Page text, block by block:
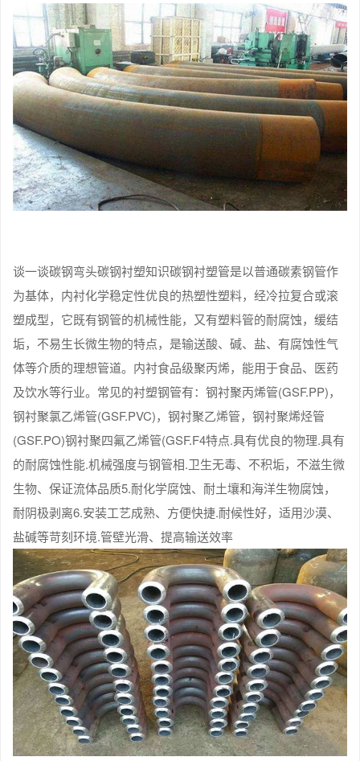
谈一谈碳钢弯头碳钢衬塑知识碳钢衬塑管是以普通碳素钢管作
为基体，内衬化学稳定性优良的热塑性塑料，经冷拉复合或滚
塑成型，它既有钢管的机械性能，又有塑料管的耐腐蚀，缓结
垢，不易生长微生物的特点，是输送酸、碱、盐、有腐蚀性气
体等介质的理想管道。内衬食品级聚丙烯，能用于食品、医药
及饮水等行业。常见的衬塑钢管有：钢衬聚丙烯管(GSF.PP)，
钢衬聚氯乙烯管(GSF.PVC)，钢衬聚乙烯管，钢衬聚烯烃管
(GSF.PO)钢衬聚四氟乙烯管(GSF.F4特点.具有优良的物理.具有
的耐腐蚀性能.机械强度与钢管相.卫生无毒、不积垢，不滋生微
生物、保证流体品质5.耐化学腐蚀、耐土壤和海洋生物腐蚀，
耐阴极剥离6.安装工艺成熟、方便快捷.耐候性好，适用沙漠、
盐碱等苛刻环境.管壁光滑、提高输送效率